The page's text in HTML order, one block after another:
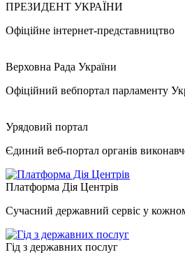
ПРЕЗИДЕНТ УКРАЇНИ
Офіційне інтернет-представництво
Верховна Рада України
Офіційний вебпортал парламенту
Урядовий портал
Єдиний веб-портал органів
Платформа Дія Центрів
Сучасний державний сервіс у
Гід з державних послуг